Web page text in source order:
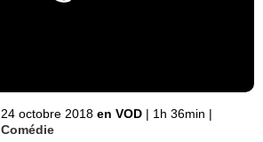
24 octobre 2018 en VOD | 1h 36min |
Comédie